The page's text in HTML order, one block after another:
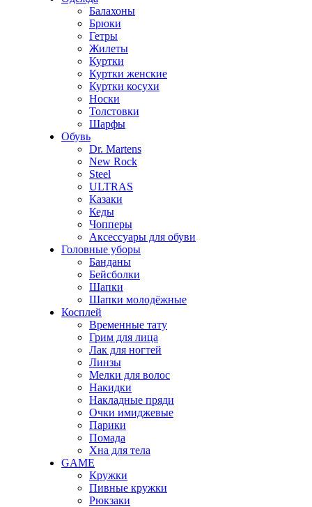
Балахоны
Брюки
Гетры
Жилеты
Куртки
Куртки женские
Куртки косухи
Носки
Толстовки
Шарфы
Обувь
Dr. Martens
New Rock
Steel
ULTRAS
Казаки
Кеды
Чопперы
Аксессуары для обуви
Головные уборы
Банданы
Бейсболки
Шапки
Шапки молодёжные
Косплей
Временные тату
Грим для лица
Лак для ногтей
Линзы
Мелки для волос
Накидки
Накладные пряди
Очки имиджевые
Парики
Помада
Хна для тела
GAME
Кружки
Пивные кружки
Рюкзаки